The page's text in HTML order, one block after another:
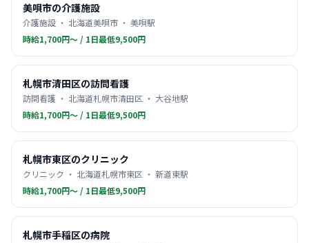
美唄市の介護施設
介護施設 ・ 北海道美唄市 ・ 美唄駅
時給1,700円〜 / 1日最低9,500円
札幌市清田区の訪問看護
訪問看護 ・ 北海道札幌市清田区 ・ 大谷地駅
時給1,700円〜 / 1日最低9,500円
札幌市東区のクリニック
クリニック ・ 北海道札幌市東区 ・ 新道東駅
時給1,700円〜 / 1日最低9,500円
札幌市手稲区の病院